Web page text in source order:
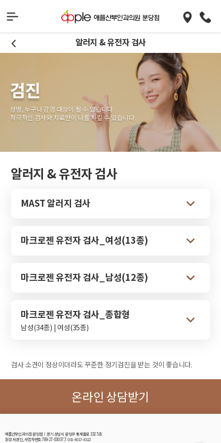
알러지 & 유전자 검사
검진
성병, 누구나 감염 대상이 될 수 있습니다.
적극적인 검사와 치료만이 나를 지킬 수 있습니다.
알러지 & 유전자 검사
MAST 알러지 검사
마크로젠 유전자 검사_여성(13종)
마크로젠 유전자 검사_남성(12종)
마크로젠 유전자 검사_종합형
남성(34종) | 여성(35종)
검사 소견이 정상이더라도 꾸준한 정기검진을 받는 것이 좋습니다.
온라인 상담받기
애플산부인과의원 분당점│경기 성남시 분당구 황새울로 332 5층
원장:서경진, 사업자번호:789-27-00037,T:031-8017-8322